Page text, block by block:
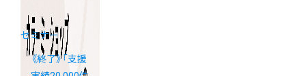
セミナー
《終了》「支援